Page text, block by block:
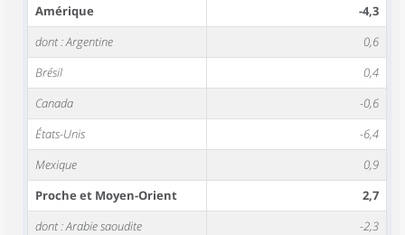
Amérique
-4,3
dont : Argentine
0,6
Brésil
0,4
Canada
-0,6
États-Unis
-6,4
Mexique
0,9
Proche et Moyen-Orient
2,7
dont : Arabie saoudite
-2,3